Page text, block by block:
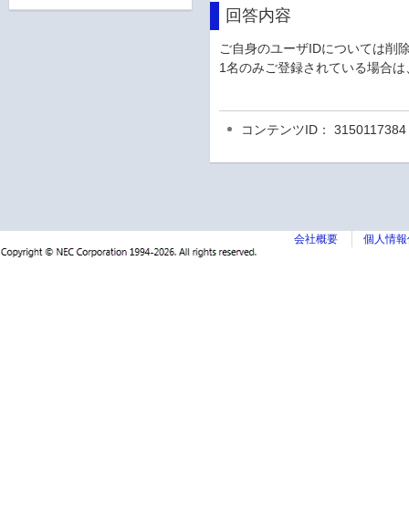
回答内容
ご自身のユーザIDについては削
1名のみご登録されている場合
コンテンツID： 3150117384
会社概要 個人情